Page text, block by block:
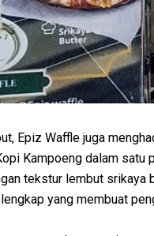
Epiz Waffle juga
Kampoeng dalam
tekstur lembut
yang membuat